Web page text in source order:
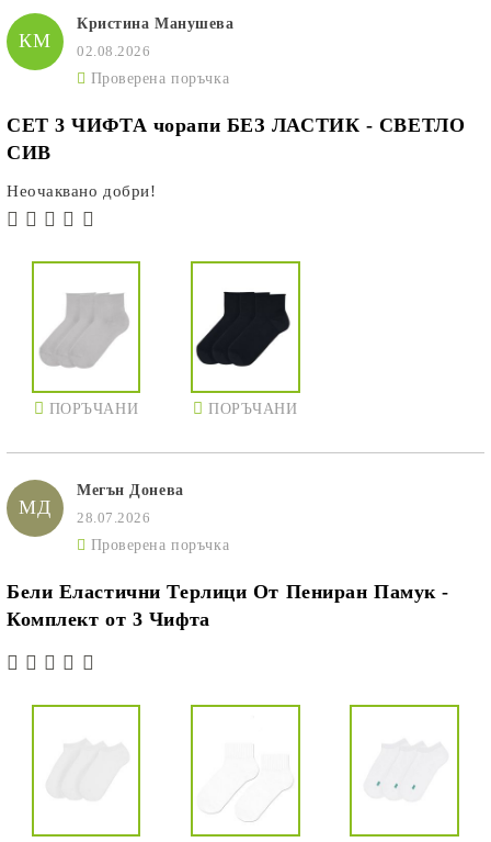
КМ
Кристина Манушева
02.08.2026
Проверена поръчка
СЕТ 3 ЧИФТА чорапи БЕЗ ЛАСТИК - СВЕТЛО
СИВ
Неочаквано добри!
ПОРЪЧАНИ ПОРЪЧАНИ
МД
Мегън Донева
28.07.2026
Проверена поръчка
Бели Еластични Терлици От Пениран Памук -
Комплект от 3 Чифта